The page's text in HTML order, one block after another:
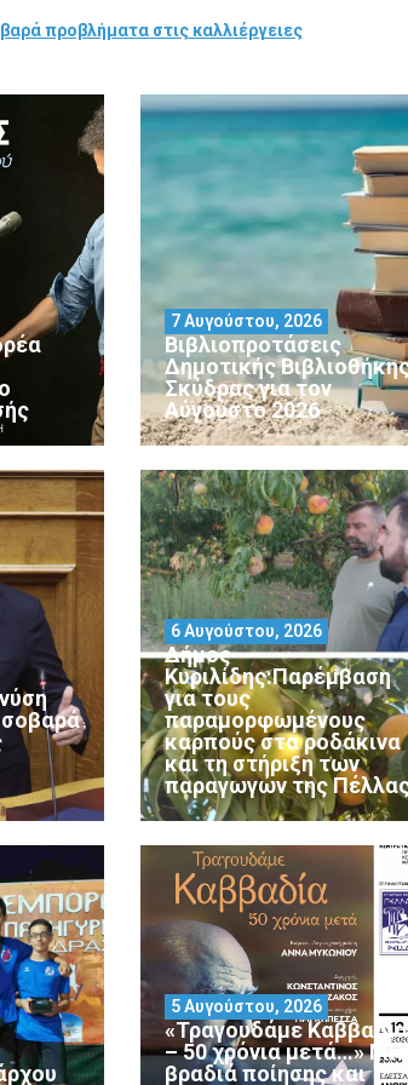
προβλήματα στις καλλιέργειες
Βιβλιοπροτάσεις
Δημοτικής
Σκύδρας για τον
Αύγούστο 2026
7 Αυγούστου, 2026
σοβαρά
Δήμος
Κυριλίδης:Παρέμβαση
για τους
παραμορφωμένους
καρπούς στα ροδάκινα
και τη στήριξη των
παραγωγών της
6 Αυγούστου, 2026
«Τραγουδάμε Καββαδία
– 50 χρόνια μετά…» Μια
βραδιά ποίησης και
5 Αυγούστου, 2026